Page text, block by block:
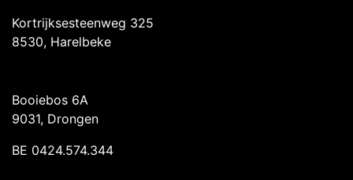
Kortrijksesteenweg 325
8530, Harelbeke
Booiebos 6A
9031, Drongen
BE 0424.574.344